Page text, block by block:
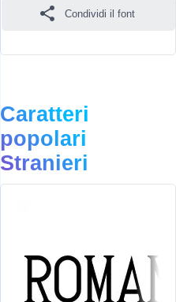
Condividi il font
Caratteri
popolari
Stranieri